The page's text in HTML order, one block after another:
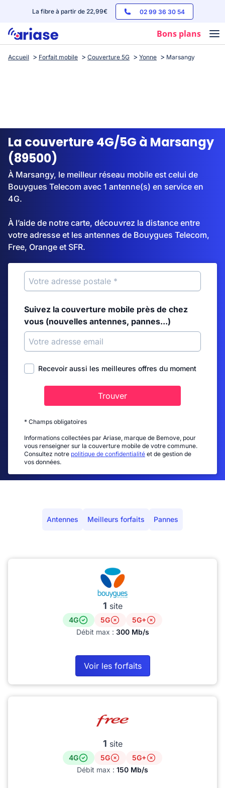
La fibre à partir de 22,99€ 02 99 36 30 54
Bons plans
Box internet
Streaming
Accueil Forfait mobile Couverture 5G Yonne Marsangy
La couverture 4G/5G à Marsangy
(89500)
À Marsangy, le meilleur réseau mobile est celui de
Bouygues Telecom avec 1 antenne(s) en service en
4G.
À l’aide de notre carte, découvrez la distance entre
votre adresse et les antennes de Bouygues Telecom,
Free, Orange et SFR.
Suivez la couverture mobile près de chez
vous (nouvelles antennes, pannes...)
Recevoir aussi les meilleures offres du moment
Trouver
* Champs obligatoires
Informations collectées par Ariase, marque de Bemove, pour
vous renseigner sur la couverture mobile de votre commune.
Consultez notre politique de confidentialité et de gestion de
vos données.
Antennes Meilleurs forfaits Pannes
1 site
4G 5G
5G+
Débit max : 300 Mb/s
Voir les forfaits
1 site
4G 5G
5G+
Débit max : 150 Mb/s